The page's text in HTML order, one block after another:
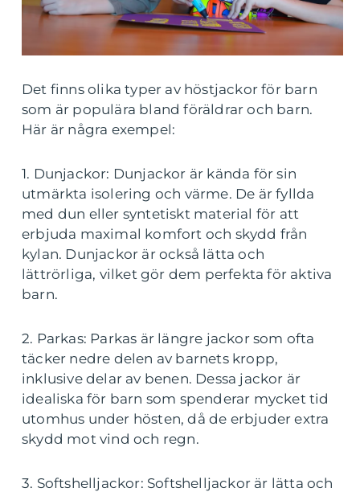
Det finns olika typer av höstjackor för barn
som är populära bland föräldrar och barn.
Här är några exempel:
1. Dunjackor: Dunjackor är kända för sin
utmärkta isolering och värme. De är fyllda
med dun eller syntetiskt material för att
erbjuda maximal komfort och skydd från
kylan. Dunjackor är också lätta och
lättrörliga, vilket gör dem perfekta för aktiva
barn.
2. Parkas: Parkas är längre jackor som ofta
täcker nedre delen av barnets kropp,
inklusive delar av benen. Dessa jackor är
idealiska för barn som spenderar mycket tid
utomhus under hösten, då de erbjuder extra
skydd mot vind och regn.
3. Softshelljackor: Softshelljackor är lätta och